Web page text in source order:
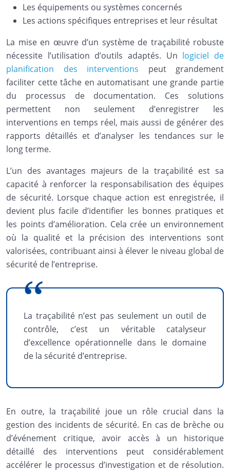
Les équipements ou systèmes concernés
Les actions spécifiques entreprises et leur résultat
La mise en œuvre d’un système de traçabilité robuste
nécessite l’utilisation d’outils adaptés. Un logiciel de
planification des interventions peut grandement
faciliter cette tâche en automatisant une grande partie
du processus de documentation. Ces solutions
permettent non seulement d’enregistrer les
interventions en temps réel, mais aussi de générer des
rapports détaillés et d’analyser les tendances sur le
long terme.
L’un des avantages majeurs de la traçabilité est sa
capacité à renforcer la responsabilisation des équipes
de sécurité. Lorsque chaque action est enregistrée, il
devient plus facile d’identifier les bonnes pratiques et
les points d’amélioration. Cela crée un environnement
où la qualité et la précision des interventions sont
valorisées, contribuant ainsi à élever le niveau global de
sécurité de l’entreprise.
La traçabilité n’est pas seulement un outil de
contrôle, c’est un véritable catalyseur
d’excellence opérationnelle dans le domaine
de la sécurité d’entreprise.
En outre, la traçabilité joue un rôle crucial dans la
gestion des incidents de sécurité. En cas de brèche ou
d’événement critique, avoir accès à un historique
détaillé des interventions peut considérablement
accélérer le processus d’investigation et de résolution.